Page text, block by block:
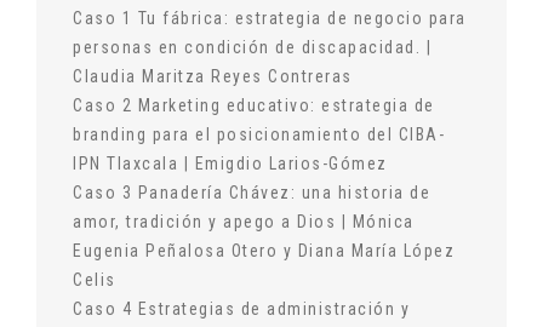
Caso 1 Tu fábrica: estrategia de negocio para
personas en condición de discapacidad. |
Claudia Maritza Reyes Contreras
Caso 2 Marketing educativo: estrategia de
branding para el posicionamiento del CIBA-
IPN Tlaxcala | Emigdio Larios-Gómez
Caso 3 Panadería Chávez: una historia de
amor, tradición y apego a Dios | Mónica
Eugenia Peñalosa Otero y Diana María López
Celis
Caso 4 Estrategias de administración y